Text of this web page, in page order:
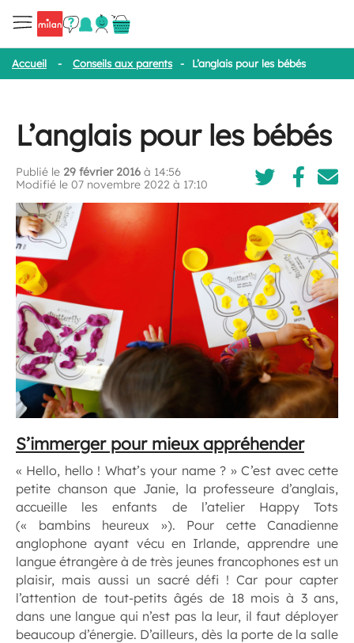
Accueil - Conseils aux parents - L’anglais pour les bébés
L’anglais pour les bébés
Publié le 29 février 2016 à 14:56
Modifié le 07 novembre 2022 à 17:10
S’immerger pour mieux appréhender
« Hello, hello ! What’s your name ? » C’est avec cette
petite chanson que Janie, la professeure d’anglais,
accueille les enfants de l’atelier Happy Tots
(« bambins heureux »). Pour cette Canadienne
anglophone ayant vécu en Irlande, apprendre une
langue étrangère à de très jeunes francophones est un
plaisir, mais aussi un sacré défi ! Car pour capter
l’attention de tout-petits âgés de 18 mois à 3 ans,
dans une langue qui n’est pas la leur, il faut déployer
beaucoup d’énergie. D’ailleurs, dès la porte de la salle